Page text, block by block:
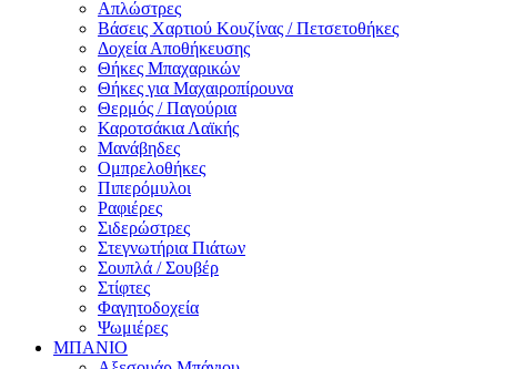
Απλώστρες
Βάσεις Χαρτιού Κουζίνας / Πετσετοθήκες
Δοχεία Αποθήκευσης
Θήκες Μπαχαρικών
Θήκες για Μαχαιροπίρουνα
Θερμός / Παγούρια
Καροτσάκια Λαϊκής
Μανάβηδες
Ομπρελοθήκες
Πιπερόμυλοι
Ραφιέρες
Σιδερώστρες
Στεγνωτήρια Πιάτων
Σουπλά / Σουβέρ
Στίφτες
Φαγητοδοχεία
Ψωμιέρες
ΜΠΑΝΙΟ